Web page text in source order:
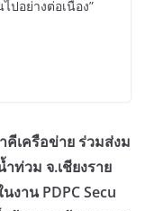
ปอย่างต่อเนื่อง”
คีเครือข่าย ร่วมส่งม
ท่วม จ.เชียงราย
งาน PDPC Secu